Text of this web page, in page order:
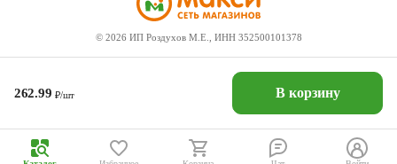
262.99 ₽/шт В корзину
© 2026 ИП Роздухов М.Е., ИНН 352500101378